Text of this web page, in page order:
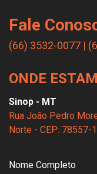
Fale
(66) 3532-0077 |
ONDE
Sinop - MT
Rua João Pedro
Norte - CEP: 78557-
Nome Completo